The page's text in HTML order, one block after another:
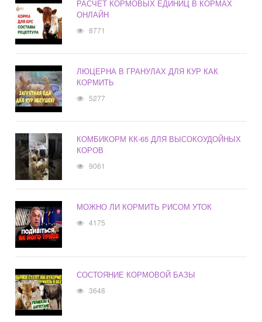
РАСЧЕТ КОРМОВЫХ ЕДИНИЦ В КОРМАХ
ОНЛАЙН
8771
ЛЮЦЕРНА В ГРАНУЛАХ ДЛЯ КУР КАК
КОРМИТЬ
5277
КОМБИКОРМ КК-65 ДЛЯ ВЫСОКОУДОЙНЫХ
КОРОВ
9061
МОЖНО ЛИ КОРМИТЬ РИСОМ УТОК
4175
СОСТОЯНИЕ КОРМОВОЙ БАЗЫ
3648